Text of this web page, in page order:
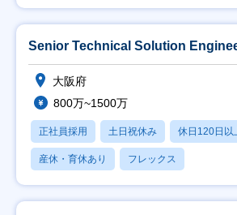
Senior Technical Solution
大阪府
800万~1500万
正社員採用 土日祝休み 休日120日以
産休・育休あり フレックス